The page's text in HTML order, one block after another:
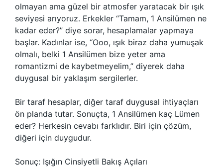
olmayan ama güzel bir atmosfer yaratacak bir ışık
seviyesi arıyoruz. Erkekler “Tamam, 1 Ansilümen ne
kadar eder?” diye sorar, hesaplamalar yapmaya
başlar. Kadınlar ise, “Ooo, ışık biraz daha yumuşak
olmalı, belki 1 Ansilümen bize yeter ama
romantizmi de kaybetmeyelim,” diyerek daha
duygusal bir yaklaşım sergilerler.
Bir taraf hesaplar, diğer taraf duygusal ihtiyaçları
ön planda tutar. Sonuçta, 1 Ansilümen kaç Lümen
eder? Herkesin cevabı farklıdır. Biri için çözüm,
diğeri için duygudur.
Sonuç: Işığın Cinsiyetli Bakış Açıları